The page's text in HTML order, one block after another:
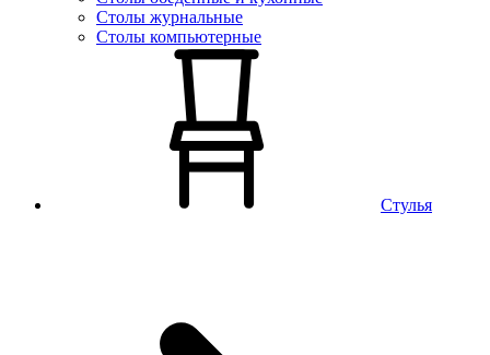
Столы журнальные
Столы компьютерные
Стулья